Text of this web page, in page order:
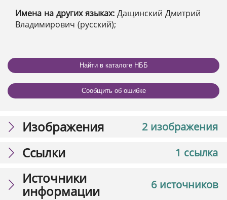
Имена на других языках: Дащинский Дмитрий
Владимирович (русский);
Найти в каталоге НББ
Сообщить об ошибке
2 изображения
Изображения
1 ссылка
Ссылки
6 источников
Источники
информации